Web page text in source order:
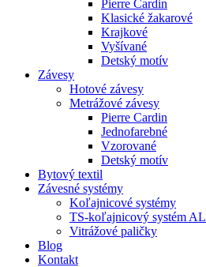
Pierre Cardin
Klasické žakarové
Krajkové
Vyšívané
Detský motív
Závesy
Hotové závesy
Metrážové závesy
Pierre Cardin
Jednofarebné
Vzorované
Detský motív
Bytový textil
Závesné systémy
Koľajnicové systémy
TS-koľajnicový systém AL
Vitrážové paličky
Blog
Kontakt